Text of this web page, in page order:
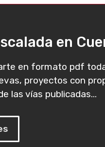
en
en formato pdf
proyectos con
las vías publicadas...